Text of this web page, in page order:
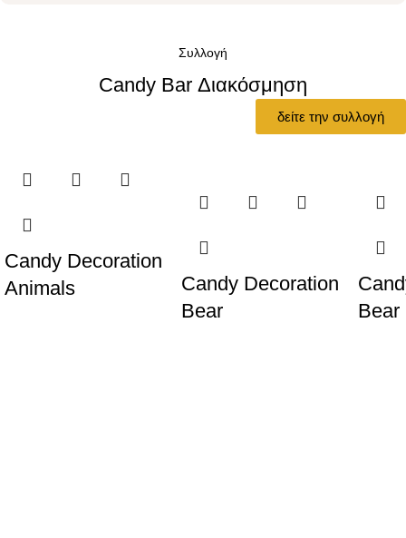
Συλλογή
Candy Bar Διακόσμηση
δείτε την συλλογή
Candy Decoration
Animals
Candy Decoration
Bear
Bear